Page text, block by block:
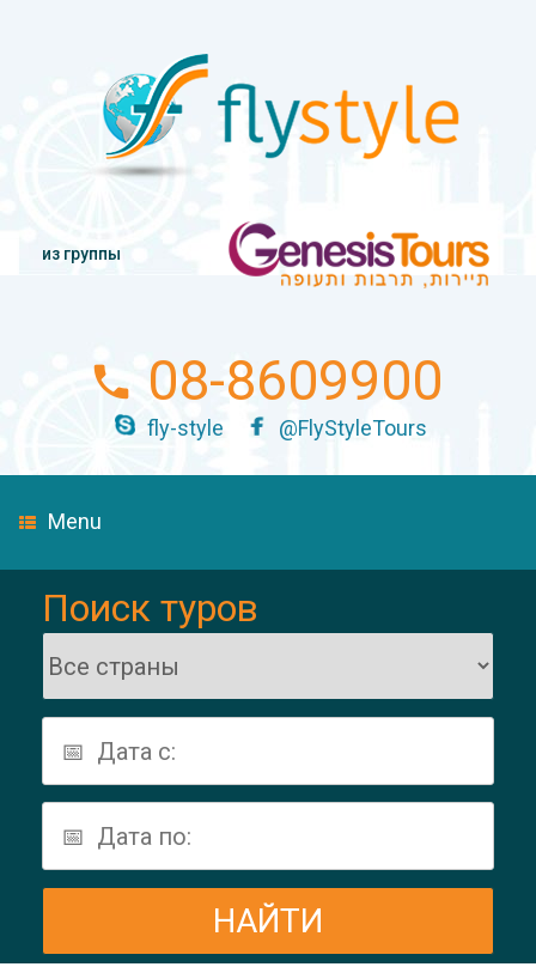
из группы
08-8609900
fly-style @FlyStyleTours
Menu
Поиск туров